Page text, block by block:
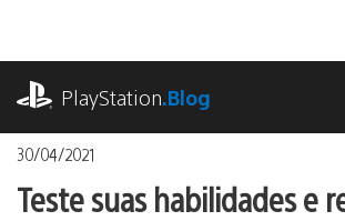
o
conteúdo
PlayStation.Blog
30/04/2021
Teste suas habilidades e